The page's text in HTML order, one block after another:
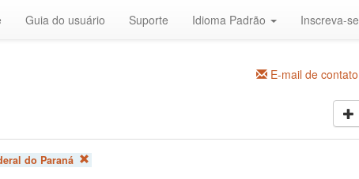
Guia do usuário Suporte Idioma Padrão Inscreva-se
E-mail de contato
do Paraná